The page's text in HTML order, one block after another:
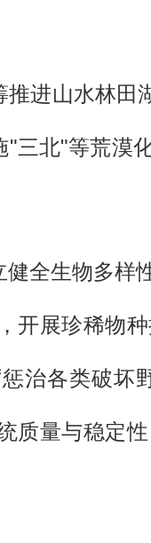
进山水林
三北"等荒漠
全生物多样
开展珍稀物
治各类破坏
质量与稳定